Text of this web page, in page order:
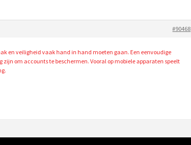
#90468
en veiligheid vaak hand in hand moeten gaan. Een eenvoudige
om accounts te beschermen. Vooral op mobiele apparaten speelt